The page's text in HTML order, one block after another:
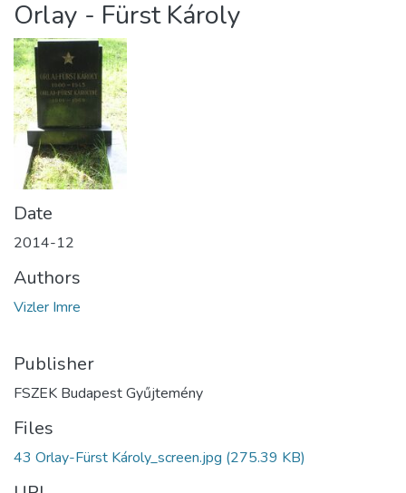
About us
Orlay - Fürst Károly
Date
2014-12
Authors
Vizler Imre
Publisher
FSZEK Budapest Gyűjtemény
Files
43 Orlay-Fürst Károly_screen.jpg (275.39 KB)